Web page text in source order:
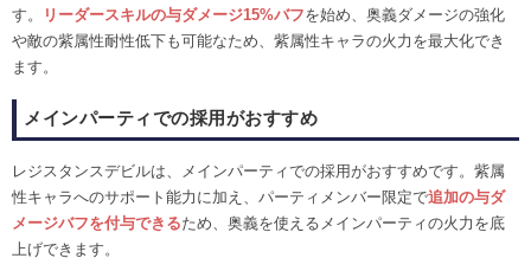
す。
リーダースキルの与ダメージ15%バフを始め、奥義ダメージの強化
や敵の紫属性耐性低下も可能なため、紫属性キャラの火力を最大化でき
ます。
メインパーティでの採用がおすすめ
レジスタンスデビルは、メインパーティでの採用がおすすめです。紫属
性キャラへのサポート能力に加え、パーティメンバー限定で追加の与ダ
メージバフを付与できるため、奥義を使えるメインパーティの火力を底
上げできます。